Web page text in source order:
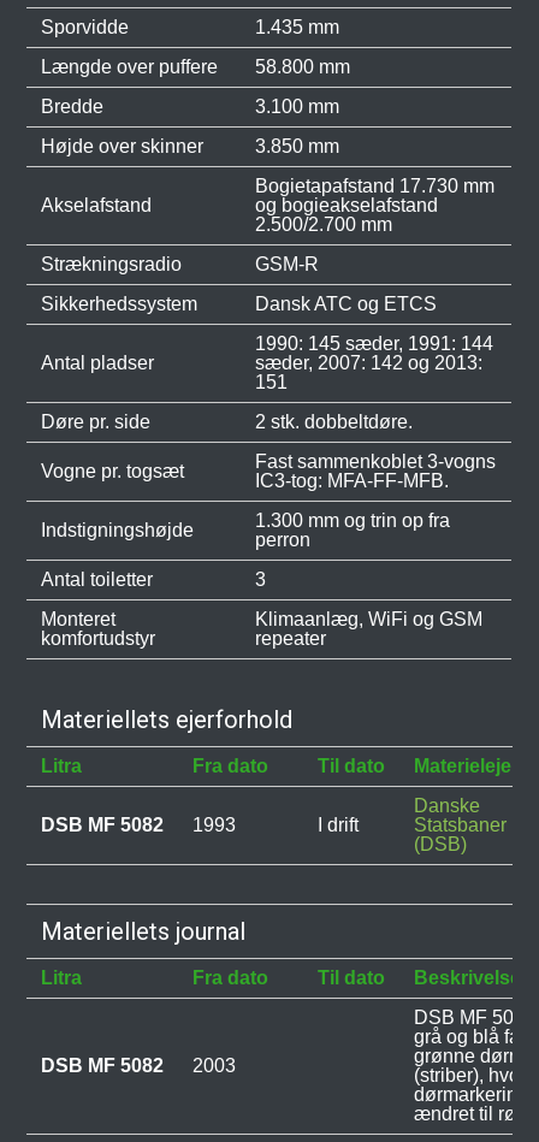
Sporvidde
1.435 mm
Længde over puffere
58.800 mm
Bredde
3.100 mm
Højde over skinner
3.850 mm
Akselafstand
Bogietapafstand 17.730 mm
og bogieakselafstand
2.500/2.700 mm
Strækningsradio
GSM-R
Sikkerhedssystem
Dansk ATC og ETCS
Antal pladser
1990: 145 sæder, 1991: 144
sæder, 2007: 142 og 2013:
151
Døre pr. side
2 stk. dobbeltdøre.
Vogne pr. togsæt
Fast sammenkoblet 3-vogns
IC3-tog: MFA-FF-MFB.
Indstigningshøjde
1.300 mm og trin op fra
perron
Antal toiletter
3
Monteret
komfortudstyr
Klimaanlæg, WiFi og GSM
repeater
Materiellets ejerforhold
Litra Fra dato Til dato Materielejer
DSB MF 5082 1993 I drift
Danske
Statsbaner
(DSB)
Materiellets journal
Litra Fra dato Til dato Beskrivelse
DSB MF 5082 2003
DSB MF
grå og blå
grønne
(striber), hvor
ændret til